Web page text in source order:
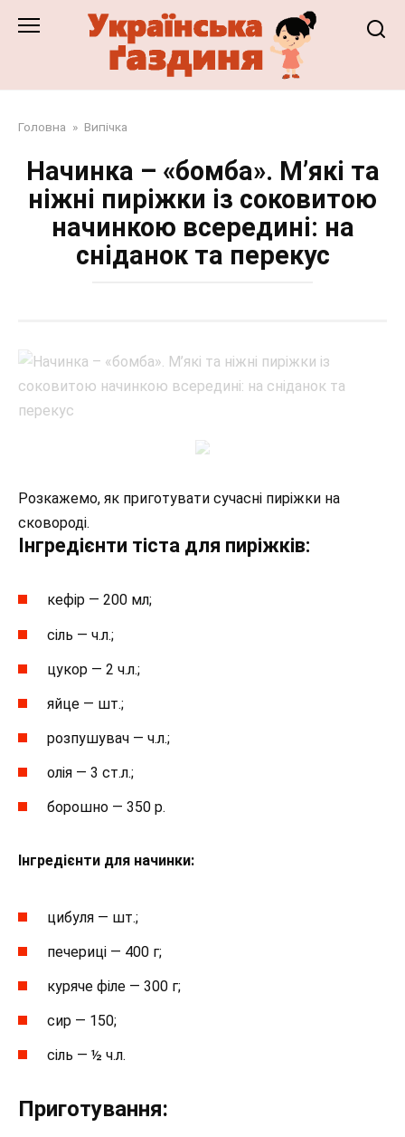
Головна » Випічка
Начинка – «бомба». М’які та
ніжні пиріжки із соковитою
начинкою всередині: на
сніданок та перекус
Розкажемо, як приготувати сучасні пиріжки на
сковороді.
Інгредієнти тіста для пиріжків:
кефір — 200 мл;
сіль — ч.л.;
цукор — 2 ч.л.;
яйце — шт.;
розпушувач — ч.л.;
олія — 3 ст.л.;
борошно — 350 р.
Інгредієнти для начинки:
цибуля — шт.;
печериці — 400 г;
куряче філе — 300 г;
сир — 150;
сіль — ½ ч.л.
Приготування: